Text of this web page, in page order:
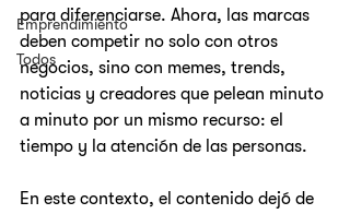
Emprendimiento
Todos
para diferenciarse. Ahora, las marcas
deben competir no solo con otros
negocios, sino con memes, trends,
noticias y creadores que pelean minuto
a minuto por un mismo recurso: el
tiempo y la atención de las personas.
En este contexto, el contenido dejó de